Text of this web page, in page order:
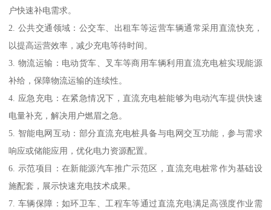
户快速补电需求。
2. 公共交通领域：公交车、出租车等运营车辆通常采用直流快充，
以提高运营效率，减少充电等待时间。
3. 物流运输：电动货车、叉车等商用车辆利用直流充电桩实现能源
补给，保障物流运输的连续性。
4. 应急充电：在紧急情况下，直流充电桩能够为电动汽车提供快速
电量补充，解决用户燃眉之急。
5. 智能电网互动：部分直流充电桩具备与电网交互功能，参与需求
响应或储能应用，优化电力资源配置。
6. 示范项目：在新能源汽车推广示范区，直流充电桩常作为基础设
施配套，展示快速充电技术成果。
7. 车辆保障：如环卫车、工程车等通过直流充电满足高强度作业需